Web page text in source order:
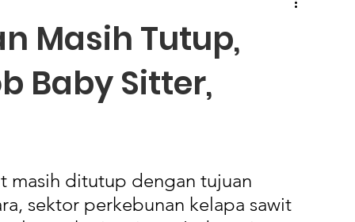
Masih Tutup,
Baby Sitter,
masih ditutup dengan tujuan
sektor perkebunan kelapa sawit